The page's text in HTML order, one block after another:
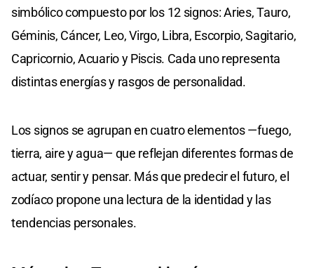
simbólico compuesto por los 12 signos: Aries, Tauro,
Géminis, Cáncer, Leo, Virgo, Libra, Escorpio, Sagitario,
Capricornio, Acuario y Piscis. Cada uno representa
distintas energías y rasgos de personalidad.
Los signos se agrupan en cuatro elementos —fuego,
tierra, aire y agua— que reflejan diferentes formas de
actuar, sentir y pensar. Más que predecir el futuro, el
zodíaco propone una lectura de la identidad y las
tendencias personales.